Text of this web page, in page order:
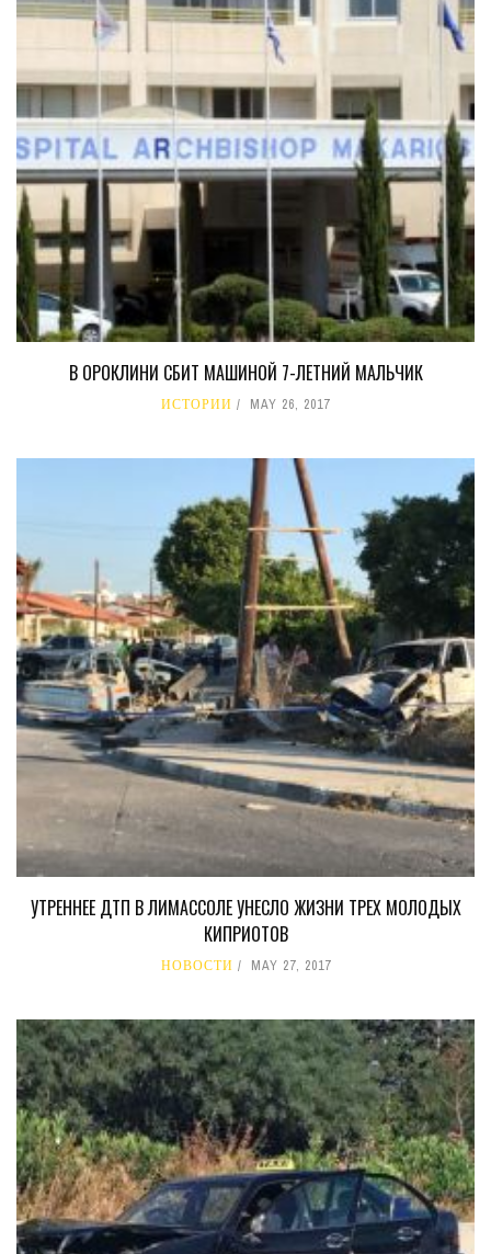
В ОРОКЛИНИ СБИТ МАШИНОЙ 7-ЛЕТНИЙ МАЛЬЧИК
ИСТОРИИ MAY 26, 2017
УТРЕННЕЕ ДТП В ЛИМАССОЛЕ УНЕСЛО ЖИЗНИ ТРЕХ МОЛОДЫХ
КИПРИОТОВ
НОВОСТИ MAY 27, 2017